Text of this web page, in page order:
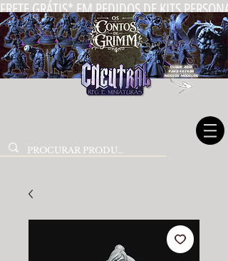
FRETE GRÁTIS* EM PEDIDOS DE KITS